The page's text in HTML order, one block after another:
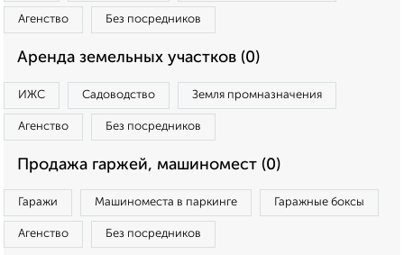
Агенство Без посредников
Аренда земельных участков (0)
ИЖС Садоводство Земля промназначения
Агенство Без посредников
Продажа гаржей, машиномест (0)
Гаражи Машиноместа в паркинге Гаражные боксы
Агенство Без посредников